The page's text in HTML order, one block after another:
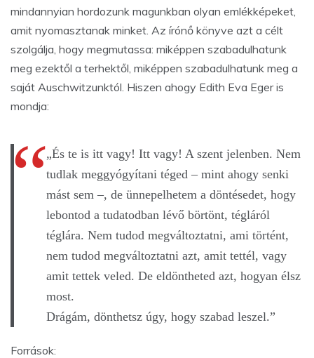
mindannyian hordozunk magunkban olyan emlékképeket,
amit nyomasztanak minket. Az írónő könyve azt a célt
szolgálja, hogy megmutassa: miképpen szabadulhatunk
meg ezektől a terhektől, miképpen szabadulhatunk meg a
saját Auschwitzunktól. Hiszen ahogy Edith Eva Eger is
mondja:
„És te is itt vagy! Itt vagy! A szent jelenben. Nem
tudlak meggyógyítani téged – mint ahogy senki
mást sem –, de ünnepelhetem a döntésedet, hogy
lebontod a tudatodban lévő börtönt, tégláról
téglára. Nem tudod megváltoztatni, ami történt,
nem tudod megváltoztatni azt, amit tettél, vagy
amit tettek veled. De eldöntheted azt, hogyan élsz
most.
Drágám, dönthetsz úgy, hogy szabad leszel.”
Források: